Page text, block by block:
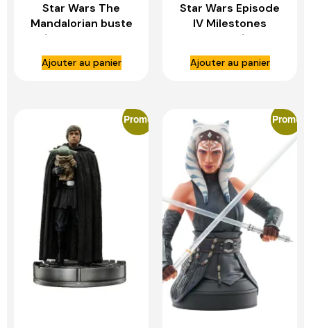
Star Wars The
Mandalorian buste
1/6 Moff Gideon
FCBD 2022
Exclusive – GENTLE
Ajouter au panier
Star Wars Episode
IV Milestones
statuette 1/6 Luke
Skywalker –
GENTLE GIANT
Ajouter au panier
Promo Promo